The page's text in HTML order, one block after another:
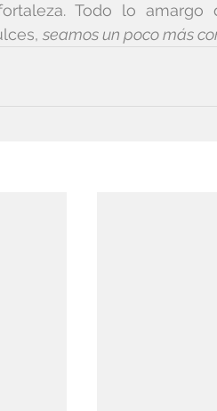
Todo lo
seamos un poco más